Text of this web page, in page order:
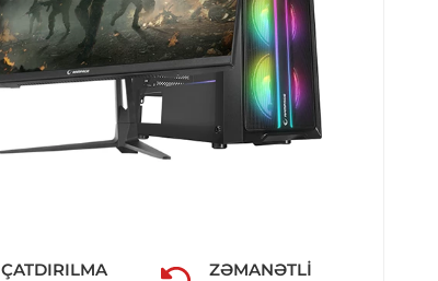
ÇATDIRILMA ZƏMANƏTLI